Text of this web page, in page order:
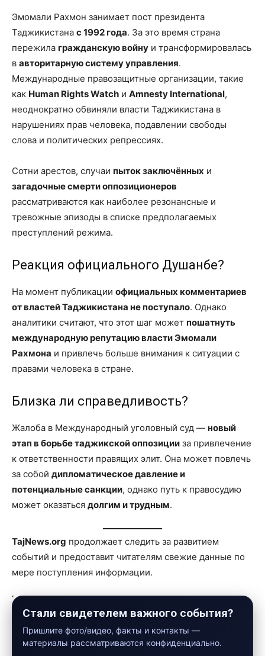
Эмомали Рахмон занимает пост президента
Таджикистана с 1992 года. За это время страна
пережила гражданскую войну и трансформировалась
в авторитарную систему управления.
Международные правозащитные организации, такие
как Human Rights Watch и Amnesty International,
неоднократно обвиняли власти Таджикистана в
нарушениях прав человека, подавлении свободы
слова и политических репрессиях.
Сотни арестов, случаи пыток заключённых и
загадочные смерти оппозиционеров
рассматриваются как наиболее резонансные и
тревожные эпизоды в списке предполагаемых
преступлений режима.
Реакция официального Душанбе?
На момент публикации официальных комментариев
от властей Таджикистана не поступало. Однако
аналитики считают, что этот шаг может пошатнуть
международную репутацию власти Эмомали
Рахмона и привлечь больше внимания к ситуации с
правами человека в стране.
Близка ли справедливость?
Жалоба в Международный уголовный суд — новый
этап в борьбе таджикской оппозиции за привлечение
к ответственности правящих элит. Она может повлечь
за собой дипломатическое давление и
потенциальные санкции, однако путь к правосудию
может оказаться долгим и трудным.
TajNews.org продолжает следить за развитием
событий и предоставит читателям свежие данные по
мере поступления информации.
Стали свидетелем важного события?
Пришлите фото/видео, факты и контакты —
материалы рассматриваются конфиденциально.